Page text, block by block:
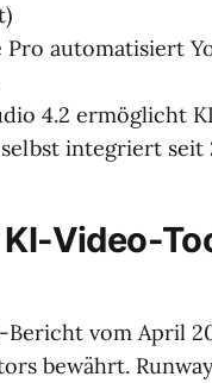
Pro automatisiert
4.2 ermöglicht
integriert
KI-Video-
Bericht vom April
bewährt.